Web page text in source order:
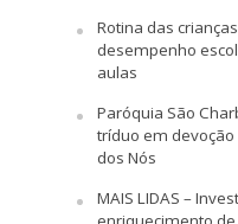
Rotina das
desempenho
aulas
Paróquia São
tríduo em
dos Nós
MAIS LIDAS –